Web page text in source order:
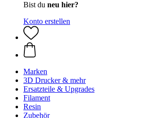
Bist du neu hier?
Konto erstellen
Marken
3D Drucker & mehr
Ersatzteile & Upgrades
Filament
Resin
Zubehör